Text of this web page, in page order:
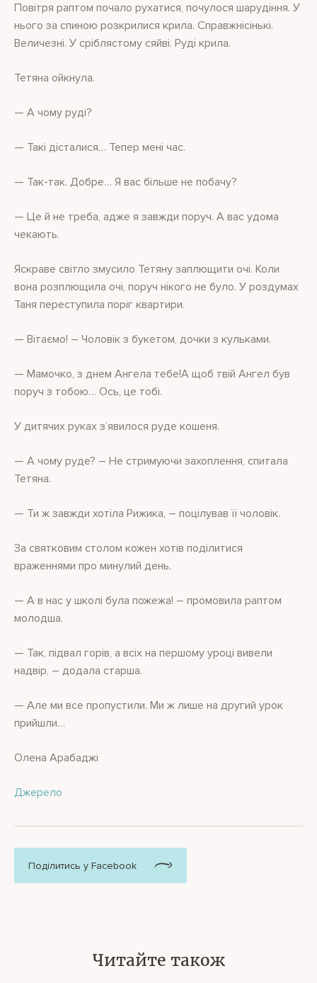
Повітря раптом почало рухатися, почулося шарудіння. У
нього за спиною розкрилися крила. Справжнісінькі.
Величезні. У сріблястому сяйві. Руді крила.
Тетяна ойкнула.
— А чому руді?
— Такі дісталися… Тепер мені час.
— Так-так. Добре… Я вас більше не побачу?
— Це й не треба, адже я завжди поруч. А вас удома
чекають.
Яскраве світло змусило Тетяну заплющити очі. Коли
вона розплющила очі, поруч нікого не було. У роздумах
Таня переступила поріг квартири.
— Вітаємо! – Чоловік з букетом, дочки з кульками.
— Мамочко, з днем ​​Ангела тебе!А щоб твій Ангел був
поруч з тобою… Ось, це тобі.
У дитячих руках з’явилося руде кошеня.
— А чому руде? – Не стримуючи захоплення, спитала
Тетяна.
— Ти ж завжди хотіла Рижика, – поцілував її чоловік.
За святковим столом кожен хотів поділитися
враженнями про минулий день.
— А в нас у школі була пожежа! – промовила раптом
молодша.
— Так, підвал горів, а всіх на першому уроці вивели
надвір, – додала старша.
— Але ми все пропустили. Ми ж лише на другий урок
прийшли…
Олена Арабаджі
Джерело
Поділитись у Facebook
Читайте також